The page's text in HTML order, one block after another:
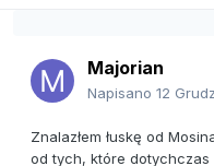
Majorian
Napisano 12
Znalazłem łuskę od
od tych, które dotychczas